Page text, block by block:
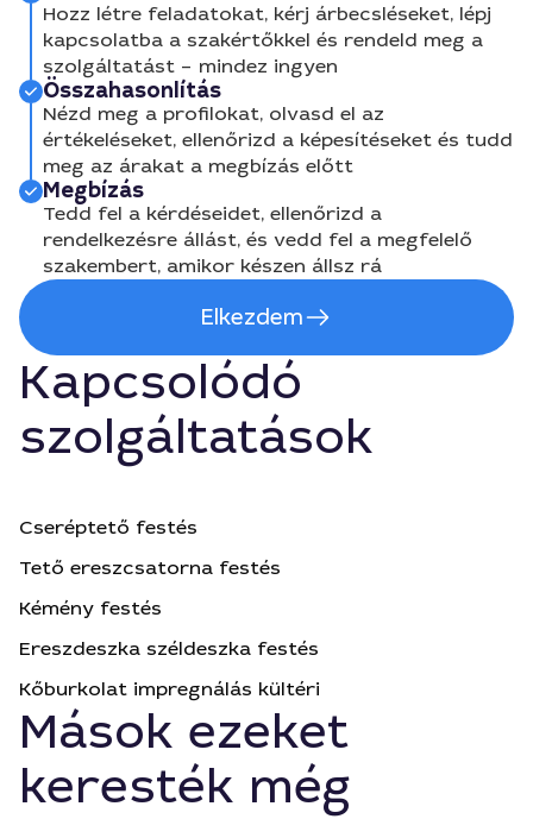
Hozz létre feladatokat, kérj árbecsléseket, lépj
kapcsolatba a szakértőkkel és rendeld meg a
szolgáltatást – mindez ingyen
Összahasonlítás
Nézd meg a profilokat, olvasd el az
értékeléseket, ellenőrizd a képesítéseket és tudd
meg az árakat a megbízás előtt
Megbízás
Tedd fel a kérdéseidet, ellenőrizd a
rendelkezésre állást, és vedd fel a megfelelő
szakembert, amikor készen állsz rá
Elkezdem
Kapcsolódó
szolgáltatások
Cseréptető festés
Tető ereszcsatorna festés
Kémény festés
Ereszdeszka széldeszka festés
Kőburkolat impregnálás kültéri
Mások ezeket
keresték még